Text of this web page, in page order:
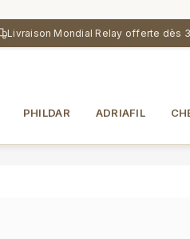
Livraison Mondial Relay offerte dès
PHILDAR ADRIAFIL